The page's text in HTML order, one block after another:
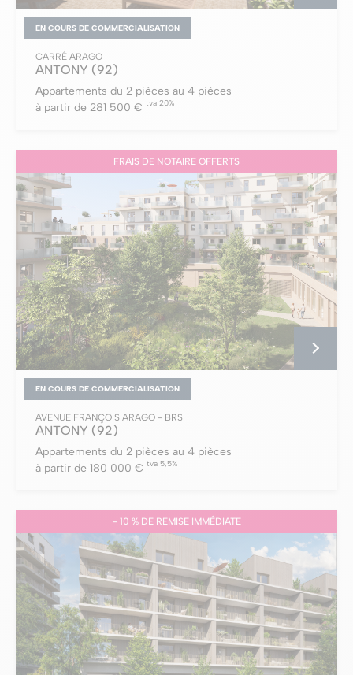
EN COURS DE COMMERCIALISATION
CARRÉ ARAGO
ANTONY (92)
Appartements du 2 pièces au 4 pièces
à partir de 281 500 € tva 20%
FRAIS DE NOTAIRE OFFERTS
EN COURS DE COMMERCIALISATION
AVENUE FRANÇOIS ARAGO - BRS
ANTONY (92)
Appartements du 2 pièces au 4 pièces
à partir de 180 000 € tva 5,5%
- 10 % DE REMISE IMMÉDIATE